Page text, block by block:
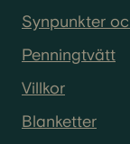
Synpunkter
Penningtvätt
Villkor
Blanketter